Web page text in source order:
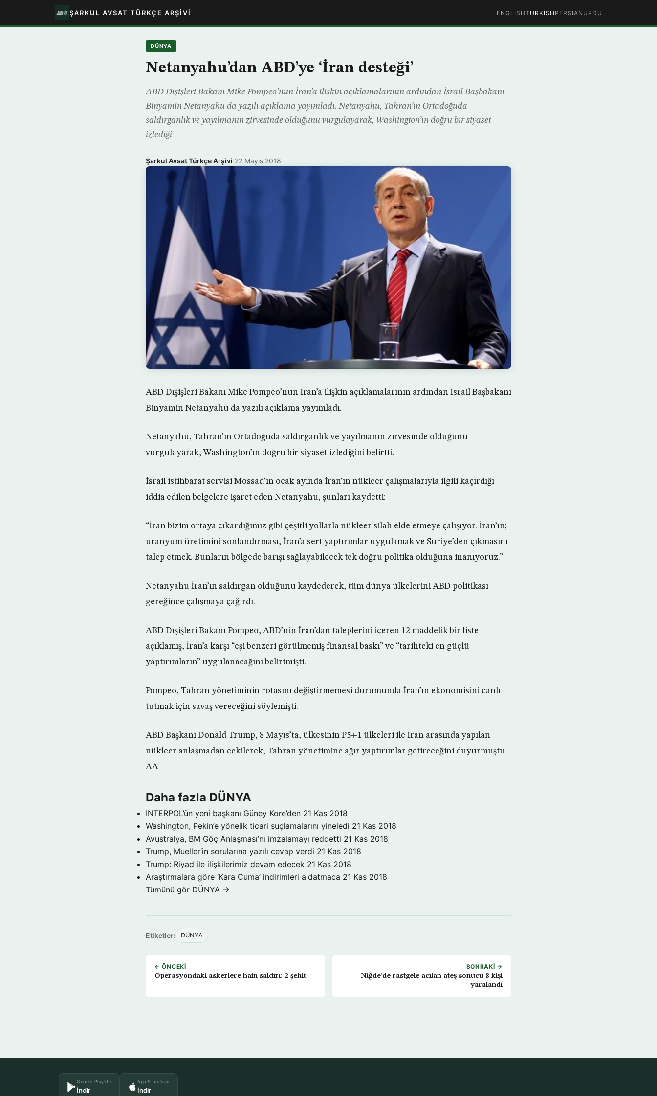
ŞARKUL AVSAT TÜRKÇE ARŞIVI ENGLISHTURKISH PERSIAN URDU
DÜNYA
Netanyahu’dan ABD’ye ‘İran desteği’
ABD Dışişleri Bakanı Mike Pompeo’nun İran’a ilişkin açıklamalarının ardından İsrail Başbakanı
Binyamin Netanyahu da yazılı açıklama yayımladı. Netanyahu, Tahran’ın Ortadoğuda
saldırganlık ve yayılmanın zirvesinde olduğunu vurgulayarak, Washington’ın doğru bir siyaset
izlediği
Şarkul Avsat Türkçe Arşivi·22 Mayıs 2018
ABD Dışişleri Bakanı Mike Pompeo’nun İran’a ilişkin açıklamalarının ardından İsrail Başbakanı
Binyamin Netanyahu da yazılı açıklama yayımladı.
Netanyahu, Tahran’ın Ortadoğuda saldırganlık ve yayılmanın zirvesinde olduğunu
vurgulayarak, Washington’ın doğru bir siyaset izlediğini belirtti.
İsrail istihbarat servisi Mossad’ın ocak ayında İran’ın nükleer çalışmalarıyla ilgili kaçırdığı
iddia edilen belgelere işaret eden Netanyahu, şunları kaydetti:
“İran bizim ortaya çıkardığımız gibi çeşitli yollarla nükleer silah elde etmeye çalışıyor. İran’ın;
uranyum üretimini sonlandırması, İran’a sert yaptırımlar uygulamak ve Suriye’den çıkmasını
talep etmek. Bunların bölgede barışı sağlayabilecek tek doğru politika olduğuna inanıyoruz.”
Netanyahu İran’ın saldırgan olduğunu kaydederek, tüm dünya ülkelerini ABD politikası
gereğince çalışmaya çağırdı.
ABD Dışişleri Bakanı Pompeo, ABD’nin İran’dan taleplerini içeren 12 maddelik bir liste
açıklamış, İran’a karşı “eşi benzeri görülmemiş finansal baskı” ve “tarihteki en güçlü
yaptırımların” uygulanacağını belirtmişti.
Pompeo, Tahran yönetiminin rotasını değiştirmemesi durumunda İran’ın ekonomisini canlı
tutmak için savaş vereceğini söylemişti.
ABD Başkanı Donald Trump, 8 Mayıs’ta, ülkesinin P5+1 ülkeleri ile İran arasında yapılan
nükleer anlaşmadan çekilerek, Tahran yönetimine ağır yaptırımlar getireceğini duyurmuştu.
AA
Daha fazla DÜNYA
INTERPOL’ün yeni başkanı Güney Kore’den 21 Kas 2018
Washington, Pekin’e yönelik ticari suçlamalarını yineledi 21 Kas 2018
Avustralya, BM Göç Anlaşması’nı imzalamayı reddetti 21 Kas 2018
Trump, Mueller’in sorularına yazılı cevap verdi 21 Kas 2018
Trump: Riyad ile ilişkilerimiz devam edecek 21 Kas 2018
Araştırmalara göre ‘Kara Cuma’ indirimleri aldatmaca 21 Kas 2018
Tümünü gör DÜNYA →
Etiketler: DÜNYA
← ÖNCEKI
Operasyondaki askerlere hain saldırı: 2 şehit
SONRAKI →
Niğde’de rastgele açılan ateş sonucu 8 kişi
yaralandı
Google Play'de
İndir
App Store'dan
İndir